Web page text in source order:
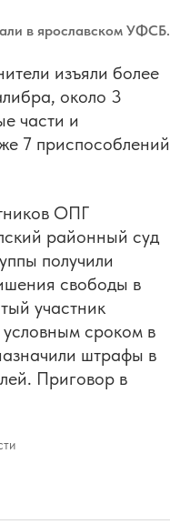
в ярославском УФСБ.
изъяли более
около 3
части и
7 приспособлений
ОПГ
районный суд
получили
свободы в
участник
условным сроком в
штрафы в
Приговор в